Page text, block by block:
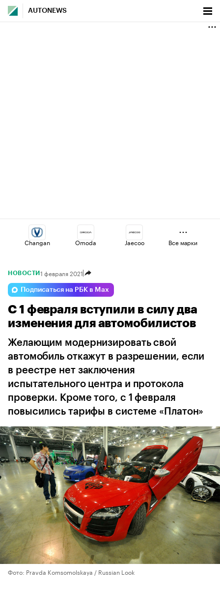
AUTONEWS
Changan Omoda Jaecoo
Esteo Lada
Haval Volga Geely
Все марки
НОВОСТИ 1 февраля 2021
Подписаться на РБК в Max
С 1 февраля вступили в силу два
изменения для автомобилистов
Желающим модернизировать свой
автомобиль откажут в разрешении, если
в реестре нет заключения
испытательного центра и протокола
проверки. Кроме того, с 1 февраля
повысились тарифы в системе «Платон»
Фото: Pravda Komsomolskaya / Russian Look